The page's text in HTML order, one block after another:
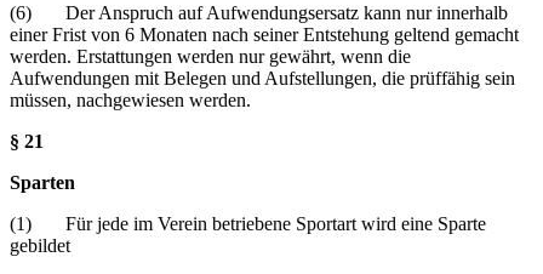
(6) Der Anspruch auf Aufwendungsersatz kann nur innerhalb
einer Frist von 6 Monaten nach seiner Entstehung geltend gemacht
werden. Erstattungen werden nur gewährt, wenn die
Aufwendungen mit Belegen und Aufstellungen, die prüffähig sein
müssen, nachgewiesen werden.
§ 21
Sparten
(1) Für jede im Verein betriebene Sportart wird eine Sparte
gebildet